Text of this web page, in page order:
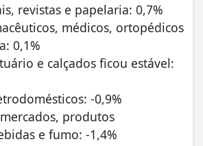
revistas e papelaria: 0,7%
médicos, ortopédicos
0,1%
e calçados ficou estável:
-0,9%
produtos
e fumo: -1,4%